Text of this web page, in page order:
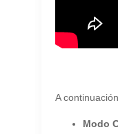
A
Modo